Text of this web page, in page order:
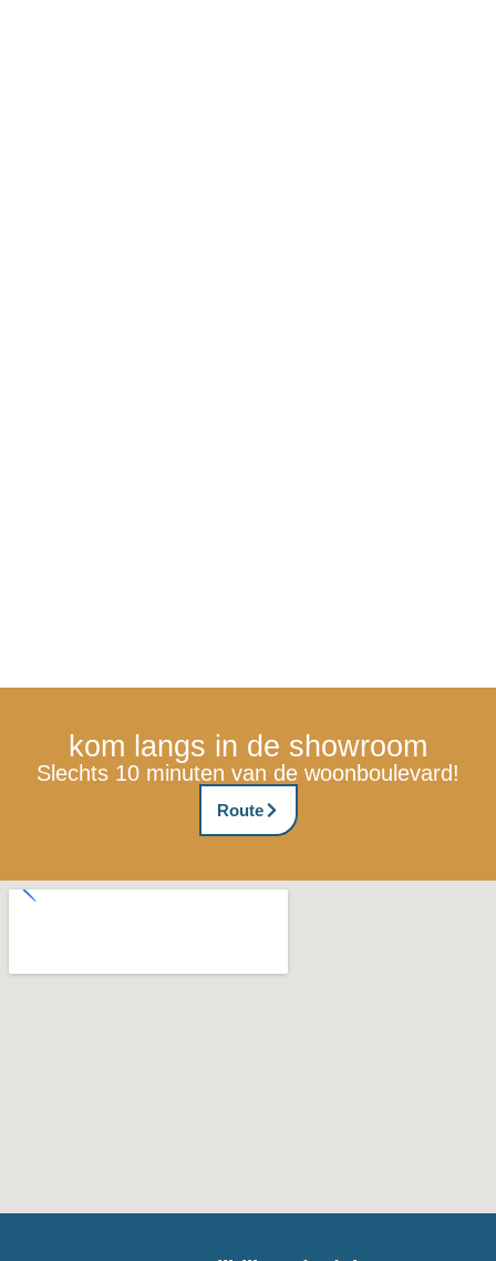
kom langs in de showroom
Slechts 10 minuten van de woonboulevard!
Route